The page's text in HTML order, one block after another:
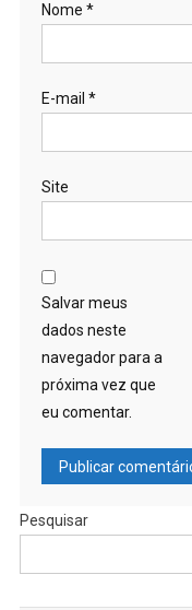
Nome *
E-mail *
Site
Salvar meus
dados neste
navegador para a
próxima vez que
eu comentar.
Pesquisar